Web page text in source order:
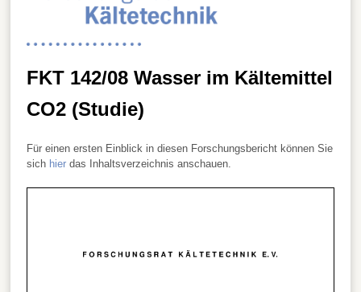
FKT 142/08 Wasser im Kältemittel
CO2 (Studie)
Für einen ersten Einblick in diesen Forschungsbericht können Sie
sich hier das Inhaltsverzeichnis anschauen.